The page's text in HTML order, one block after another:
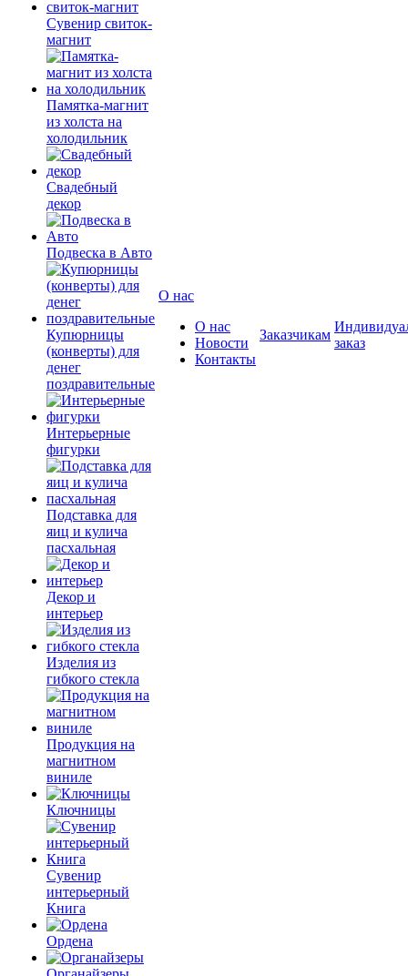
Сувенир свиток-
магнит
Памятка-магнит
из холста на
холодильник
Свадебный
декор
Подвеска в Авто
Купюрницы
(конверты) для
денег
поздравительные
Интерьерные
фигурки
Подставка для
яиц и кулича
пасхальная
Декор и
интерьер
Изделия из
гибкого стекла
Продукция на
магнитном
виниле
Ключницы
Сувенир
интерьерный
Книга
Ордена
О нас
О нас
Новости
Контакты
Заказчикам
заказ